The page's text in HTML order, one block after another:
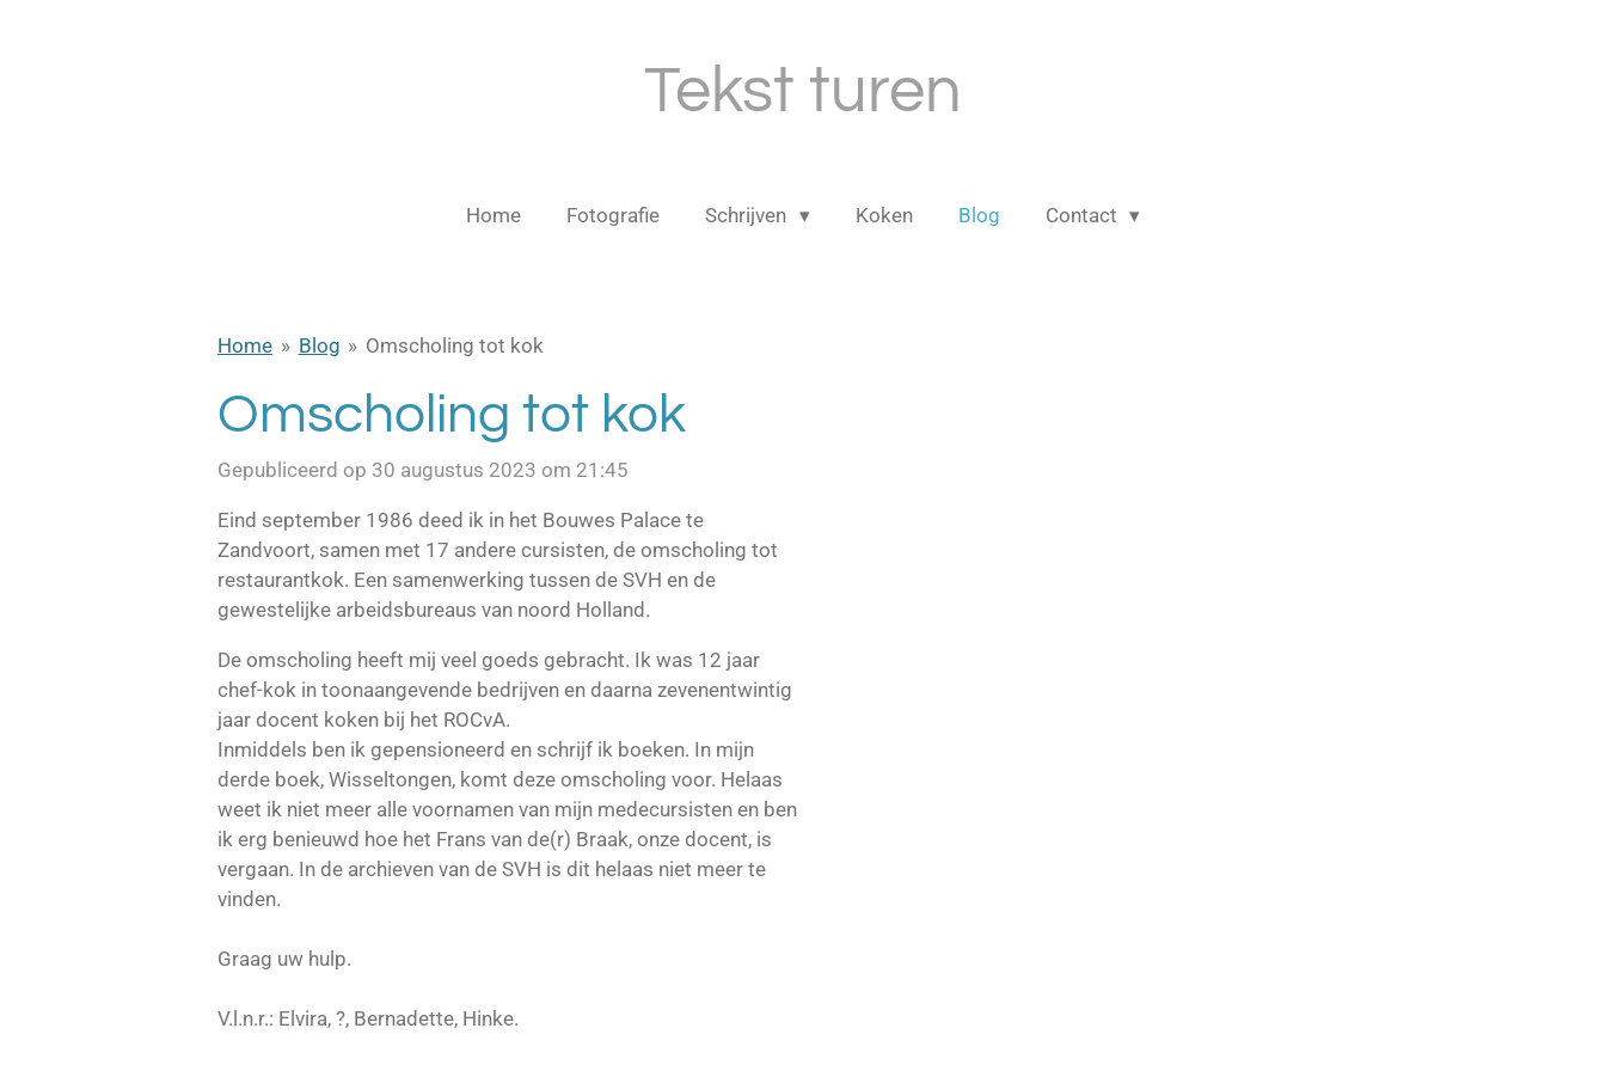
Tekst turen
Home Fotografie Schrijven Koken Blog Contact
Home » Blog » Omscholing tot kok
Omscholing tot kok
Gepubliceerd op 30 augustus 2023 om 21:45
Eind september 1986 deed ik in het Bouwes Palace te
Zandvoort, samen met 17 andere cursisten, de omscholing tot
restaurantkok. Een samenwerking tussen de SVH en de
gewestelijke arbeidsbureaus van noord Holland.
De omscholing heeft mij veel goeds gebracht. Ik was 12 jaar
chef-kok in toonaangevende bedrijven en daarna zevenentwintig
jaar docent koken bij het ROCvA.
Inmiddels ben ik gepensioneerd en schrijf ik boeken. In mijn
derde boek, Wisseltongen, komt deze omscholing voor. Helaas
weet ik niet meer alle voornamen van mijn medecursisten en ben
ik erg benieuwd hoe het Frans van de(r) Braak, onze docent, is
vergaan. In de archieven van de SVH is dit helaas niet meer te
vinden.
Graag uw hulp.
V.l.n.r.: Elvira, ?, Bernadette, Hinke.